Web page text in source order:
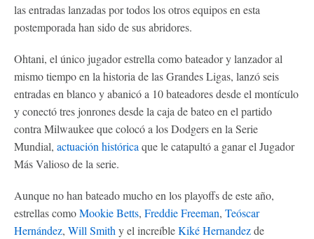
las entradas lanzadas por todos los otros equipos en esta
postemporada han sido de sus abridores.
Ohtani, el único jugador estrella como bateador y lanzador al
mismo tiempo en la historia de las Grandes Ligas, lanzó seis
entradas en blanco y abanicó a 10 bateadores desde el montículo
y conectó tres jonrones desde la caja de bateo en el partido
contra Milwaukee que colocó a los Dodgers en la Serie
Mundial, actuación histórica que le catapultó a ganar el Jugador
Más Valioso de la serie.
Aunque no han bateado mucho en los playoffs de este año,
estrellas comoMookie Betts, Freddie Freeman, Teóscar
Hernández, Will Smith y el increíbleKiké Hernandezde